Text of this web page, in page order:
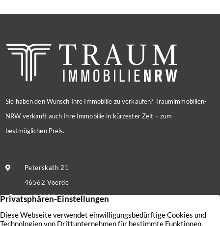
Sie haben den Wunsch Ihre Immobilie zu verkaufen? Traumimmobilien-
NRW verkauft auch Ihre Immobilie in kürzester Zeit – zum
bestmöglichen Preis.
Peterskath 21
46562 Voerde
+49 2855 9214445
Nachricht senden